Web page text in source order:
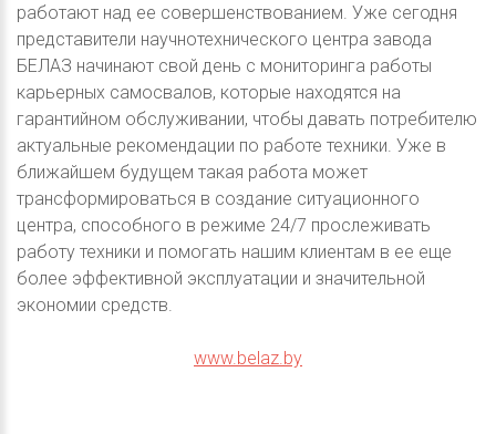
работают над ее совершенствованием. Уже сегодня
представители научнотехнического центра завода
БЕЛАЗ начинают свой день с мониторинга работы
карьерных самосвалов, которые находятся на
гарантийном обслуживании, чтобы давать потребителю
актуальные рекомендации по работе техники. Уже в
ближайшем будущем такая работа может
трансформироваться в создание ситуационного
центра, способного в режиме 24/7 прослеживать
работу техники и помогать нашим клиентам в ее еще
более эффективной эксплуатации и значительной
экономии средств.
www.belaz.by